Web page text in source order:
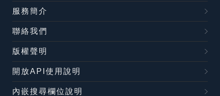
服務簡介
聯絡我們
版權聲明
開放API使用說明
內嵌搜尋欄位說明